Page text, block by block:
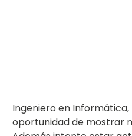
Ingeniero en
oportunidad de mostrar